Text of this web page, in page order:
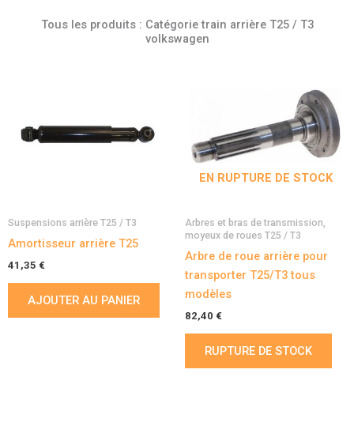
Tous les produits : Catégorie train arrière T25 / T3
volkswagen
Suspensions arrière T25 / T3
Amortisseur arrière T25
41,35 €
AJOUTER AU PANIER
EN RUPTURE DE STOCK
Arbres et bras de transmission,
moyeux de roues T25 / T3
Arbre de roue arrière pour
transporter T25/T3 tous
modèles
82,40 €
RUPTURE DE STOCK